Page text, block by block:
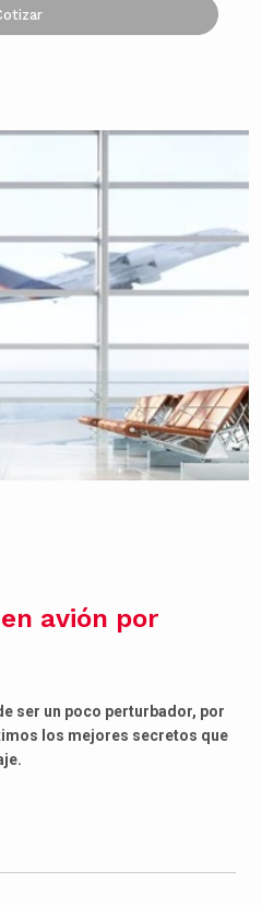
avión por
ser un poco perturbador, por
los mejores secretos que